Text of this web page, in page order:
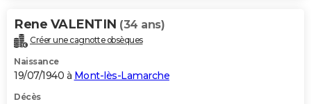
Rene VALENTIN (34 ans)
Créer une cagnotte obsèques
Naissance
19/07/1940 à Mont-lès-Lamarche
Décès